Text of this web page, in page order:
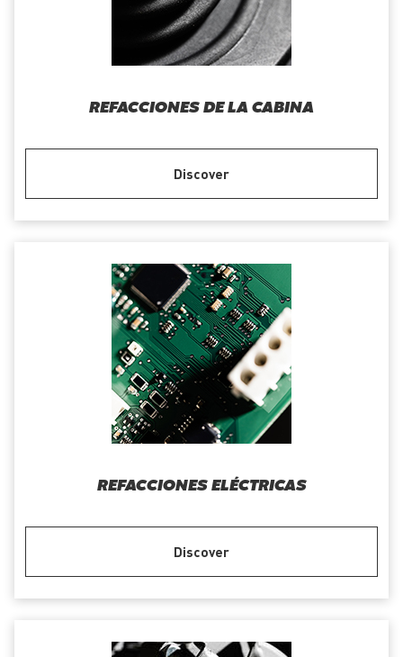
REFACCIONES DE LA CABINA
Discover
REFACCIONES ELÉCTRICAS
Discover